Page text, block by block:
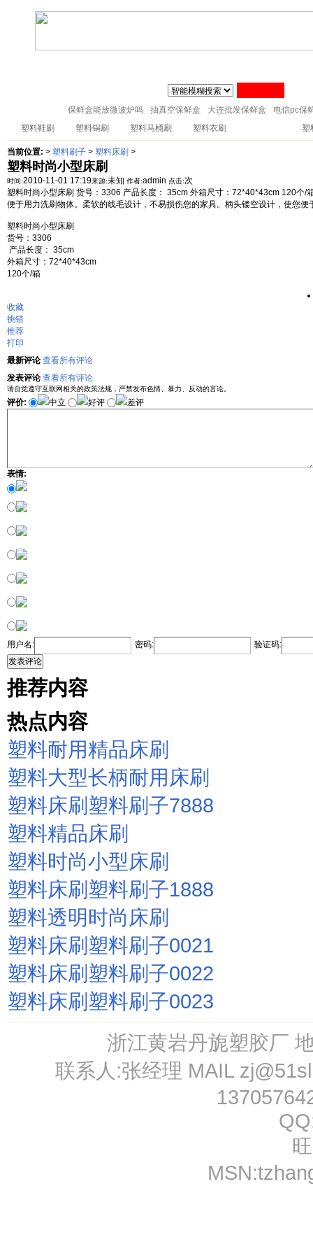
塑料整理箱 塑料储物架
保鲜盒能放微波炉吗 抽真空保鲜盒 大连批发保鲜盒
电信pc保
塑料鞋刷
塑料锅刷 塑料马桶刷 塑料衣刷 塑
当前位置: > 塑料刷子 > 塑料床刷 >
塑料时尚小型床刷
时间:2010-11-01 17:19来源:未知 作者:admin 点击:次
塑料时尚小型床刷 货号：3306 产品长度： 35cm 外箱尺寸：72*40*43cm 120个
便于用力洗刷物体。柔软的线毛设计，不易损伤您的家具。柄头镂空设计，使您便
塑料时尚小型床刷
货号：3306
产品长度： 35cm
外箱尺寸：72*40*43cm
120个/箱
收藏
挑错
推荐
打印
最新评论 查看所有评论
发表评论 查看所有评论
请自觉遵守互联网相关的政策法规，严禁发布色情、暴力、反动的言论。
评价: 中立 好评 差评
表情:
用户名: 密码:
验证码:
发表评论
推荐内容
热点内容
塑料耐用精品床刷
塑料大型长柄耐用床刷
塑料床刷塑料刷子7888
塑料精品床刷
塑料时尚小型床刷
塑料床刷塑料刷子1888
塑料透明时尚床刷
塑料床刷塑料刷子0021
塑料床刷塑料刷子0022
塑料床刷塑料刷子0023
浙江黄岩丹旎塑胶厂
联系人:张经理 MAIL
MSN: